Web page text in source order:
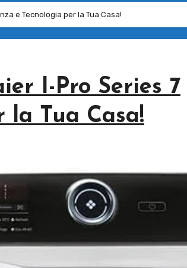
e Tecnologia per la Tua Casa!
I-Pro Series 7
la Tua Casa!